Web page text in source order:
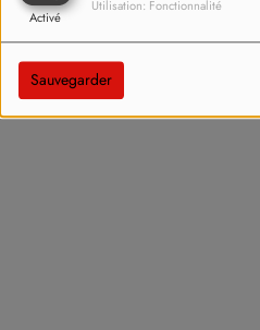
Activé
Utilisation: Fonctionnalité
Sauvegarder
Une information judiciaire
prochains jours afin de
de cette mort suspecte.